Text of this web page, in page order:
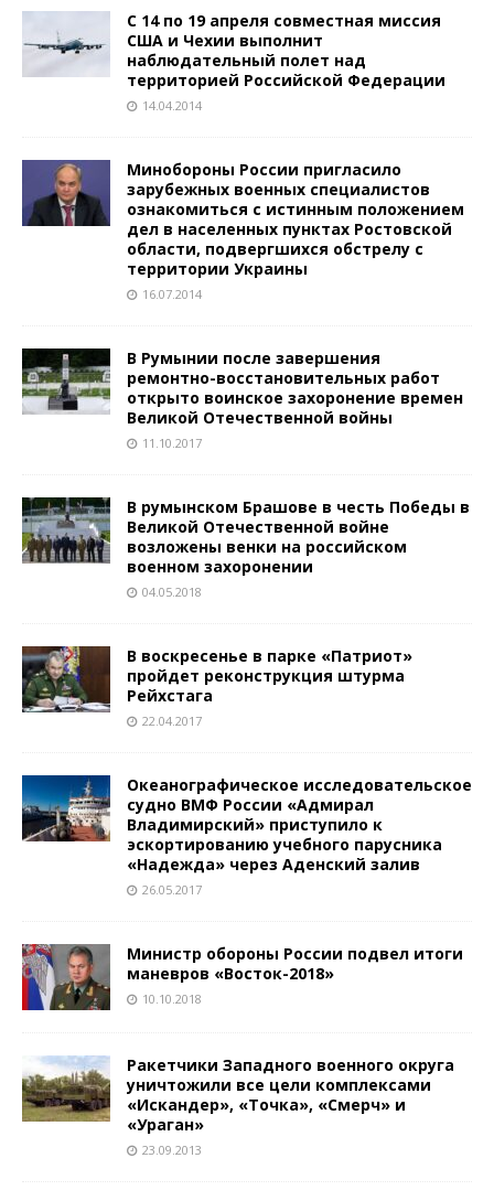
С 14 по 19 апреля совместная миссия
США и Чехии выполнит
наблюдательный полет над
территорией Российской Федерации
14.04.2014
Минобороны России пригласило
зарубежных военных специалистов
ознакомиться с истинным положением
дел в населенных пунктах Ростовской
области, подвергшихся обстрелу с
территории Украины
16.07.2014
В Румынии после завершения
ремонтно-восстановительных работ
открыто воинское захоронение времен
Великой Отечественной войны
11.10.2017
В румынском Брашове в честь Победы в
Великой Отечественной войне
возложены венки на российском
военном захоронении
04.05.2018
В воскресенье в парке «Патриот»
пройдет реконструкция штурма
Рейхстага
22.04.2017
Океанографическое исследовательское
судно ВМФ России «Адмирал
Владимирский» приступило к
эскортированию учебного парусника
«Надежда» через Аденский залив
26.05.2017
Министр обороны России подвел итоги
маневров «Восток-2018»
10.10.2018
Ракетчики Западного военного округа
уничтожили все цели комплексами
«Искандер», «Точка», «Смерч» и
«Ураган»
23.09.2013